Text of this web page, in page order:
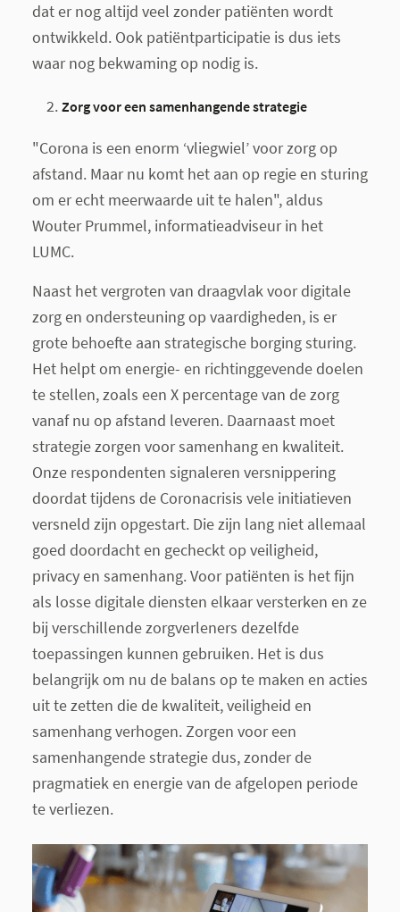
dat er nog altijd veel zonder patiënten wordt
ontwikkeld. Ook patiëntparticipatie is dus iets
waar nog bekwaming op nodig is.
Zorg voor een samenhangende strategie
"Corona is een enorm ‘vliegwiel’ voor zorg op
afstand. Maar nu komt het aan op regie en sturing
om er echt meerwaarde uit te halen", aldus
Wouter Prummel, informatieadviseur in het
LUMC.
Naast het vergroten van draagvlak voor digitale
zorg en ondersteuning op vaardigheden, is er
grote behoefte aan strategische borging sturing.
Het helpt om energie- en richtinggevende doelen
te stellen, zoals een X percentage van de zorg
vanaf nu op afstand leveren. Daarnaast moet
strategie zorgen voor samenhang en kwaliteit.
Onze respondenten signaleren versnippering
doordat tijdens de Coronacrisis vele initiatieven
versneld zijn opgestart. Die zijn lang niet allemaal
goed doordacht en gecheckt op veiligheid,
privacy en samenhang. Voor patiënten is het fijn
als losse digitale diensten elkaar versterken en ze
bij verschillende zorgverleners dezelfde
toepassingen kunnen gebruiken. Het is dus
belangrijk om nu de balans op te maken en acties
uit te zetten die de kwaliteit, veiligheid en
samenhang verhogen. Zorgen voor een
samenhangende strategie dus, zonder de
pragmatiek en energie van de afgelopen periode
te verliezen.